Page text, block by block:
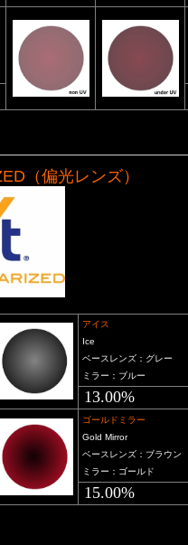
（偏光レンズ）
アイス
Ice
ベースレンズ：グレー
ミラー：ブルー
13.00%
ゴールドミラー
Gold Mirror
ベースレンズ：ブラウン
ミラー：ゴールド
15.00%